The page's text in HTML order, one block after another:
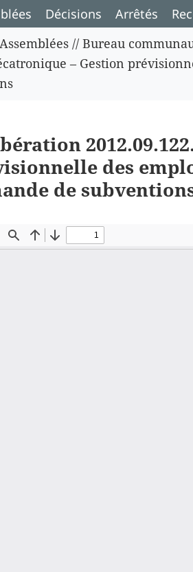
Décisions Arrêtés
Assemblées //Bureau
– Gestion
des
de